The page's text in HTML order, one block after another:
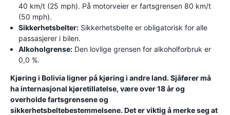
40 km/t (25 mph). På motorveier er fartsgrensen 80 km/t
(50 mph).
Sikkerhetsbelter: Sikkerhetsbelte er obligatorisk for alle
passasjerer i bilen.
Alkoholgrense: Den lovlige grensen for alkoholforbruk er
0,0 %.
Kjøring i Bolivia ligner på kjøring i andre land. Sjåfører må
ha internasjonal kjøretillatelse, være over 18 år og
overholde fartsgrensene og
sikkerhetsbeltebestemmelsene. Det er viktig å merke seg at